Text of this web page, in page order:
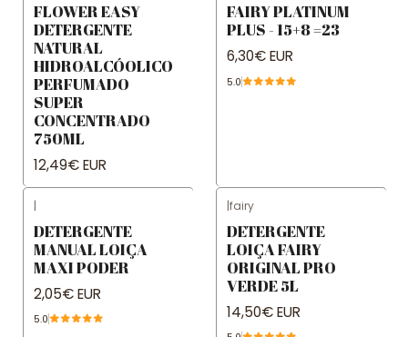
FLOWER EASY
DETERGENTE
NATURAL
HIDROALCÓOLICO
PERFUMADO
SUPER
CONCENTRADO
750ML
12,49€ EUR
FAIRY PLATINUM
PLUS - 15+8 =23
6,30€ EUR
5.0
|
DETERGENTE
MANUAL LOIÇA
MAXI PODER
2,05€ EUR
5.0
|fairy
DETERGENTE
LOIÇA FAIRY
ORIGINAL PRO
VERDE 5L
14,50€ EUR